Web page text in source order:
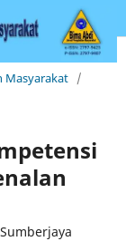
Masyarakat /